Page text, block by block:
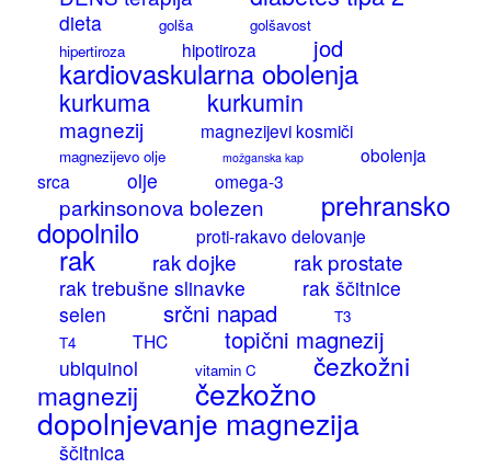
dieta golša
golšavost
hipertiroza
hipotiroza jod
kardiovaskularna obolenja
kurkuma kurkumin
magnezij magnezijevi kosmiči
magnezijevo olje možganska kap
obolenja
srca
olje omega-3
parkinsonova bolezen prehransko
dopolnilo proti-rakavo delovanje
rak rak dojke rak prostate
rak trebušne slinavke
rak ščitnice
selen
srčni napad
T3
T4
THC topični magnezij
ubiquinol vitamin C
čezkožni
magnezij
čezkožno
dopolnjevanje magnezija
ščitnica